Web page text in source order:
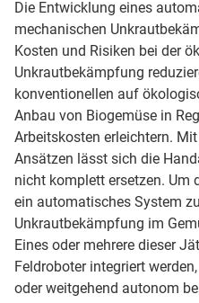
Die Entwicklung eines
mechanischen
Kosten und Risiken bei der
Unkrautbekämpfung
konventionellen auf
Anbau von Biogemüse in
Arbeitskosten erleichtern.
Ansätzen lässt sich die
nicht komplett ersetzen. Um
ein automatisches System
Unkrautbekämpfung im
Eines oder mehrere dieser
Feldroboter integriert
oder weitgehend autonom